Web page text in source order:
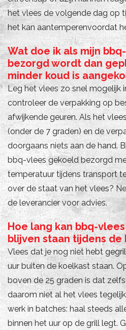
het vlees de volgende dag op
het kan aantemperenvoordat
Wat doe ik als mijn
bezorgd wordt dan
minder koud is
Leg het vlees zo snel mogelijk
controleer de verpakking op
afwijkende geuren. Als het
(onder de 7 graden) en de
doorgaans niets aan de hand.
bbq-vlees gekoeld bezorgd
temperatuur tijdens transport
over de staat van het vlees?
de leverancier voor advies.
Hoe lang kan bbq-
blijven staan tijdens de
Vlees dat je nog niet hebt
uur buiten de koelkast staan.
boven de 25 graden is dat
daarom niet al het vlees
werk in batches: haal steeds
binnen het uur op de grill legt.